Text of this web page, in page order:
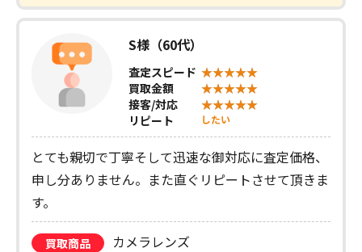
S様（60代）
査定スピード
買取金額
接客/対応
リピート
したい
とても親切で丁寧そして迅速な御対応に査定価格、
申し分ありません。また直ぐリピートさせて頂きま
す。
買取商品 カメラレンズ